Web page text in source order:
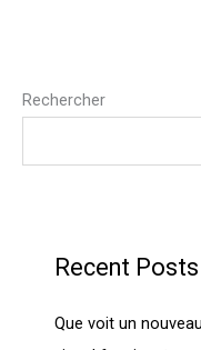
Rechercher
Recent Posts
Que voit un